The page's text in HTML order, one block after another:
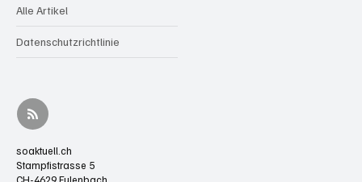
Alle Artikel
Datenschutzrichtlinie
soaktuell.ch
Stampfistrasse 5